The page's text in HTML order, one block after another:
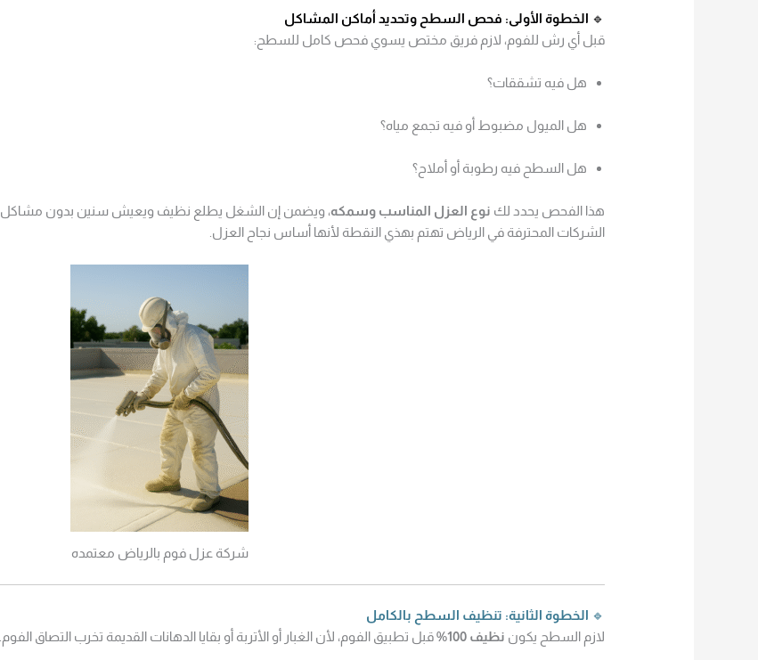
🔹 الخطوة الأولى: فحص السطح وتحديد أماكن المشاكل
قبل أي رش للفوم، لازم فريق مختص يسوي فحص كامل للسطح:
هل فيه تشققات؟
هل الميول مضبوط أو فيه تجمع مياه؟
هل السطح فيه رطوبة أو أملاح؟
هذا الفحص يحدد لك نوع العزل المناسب وسمكه، ويضمن إن الشغل يطلع نظيف ويعيش سنين بدون مشاكل.
الشركات المحترفة في الرياض تهتم بهذي النقطة لأنها أساس نجاح العزل.
شركة عزل فوم بالرياض معتمده
🔹 الخطوة الثانية: تنظيف السطح بالكامل
لازم السطح يكون نظيف 100% قبل تطبيق الفوم، لأن الغبار أو الأتربة أو بقايا الدهانات القديمة تخرب التصاق الفوم.